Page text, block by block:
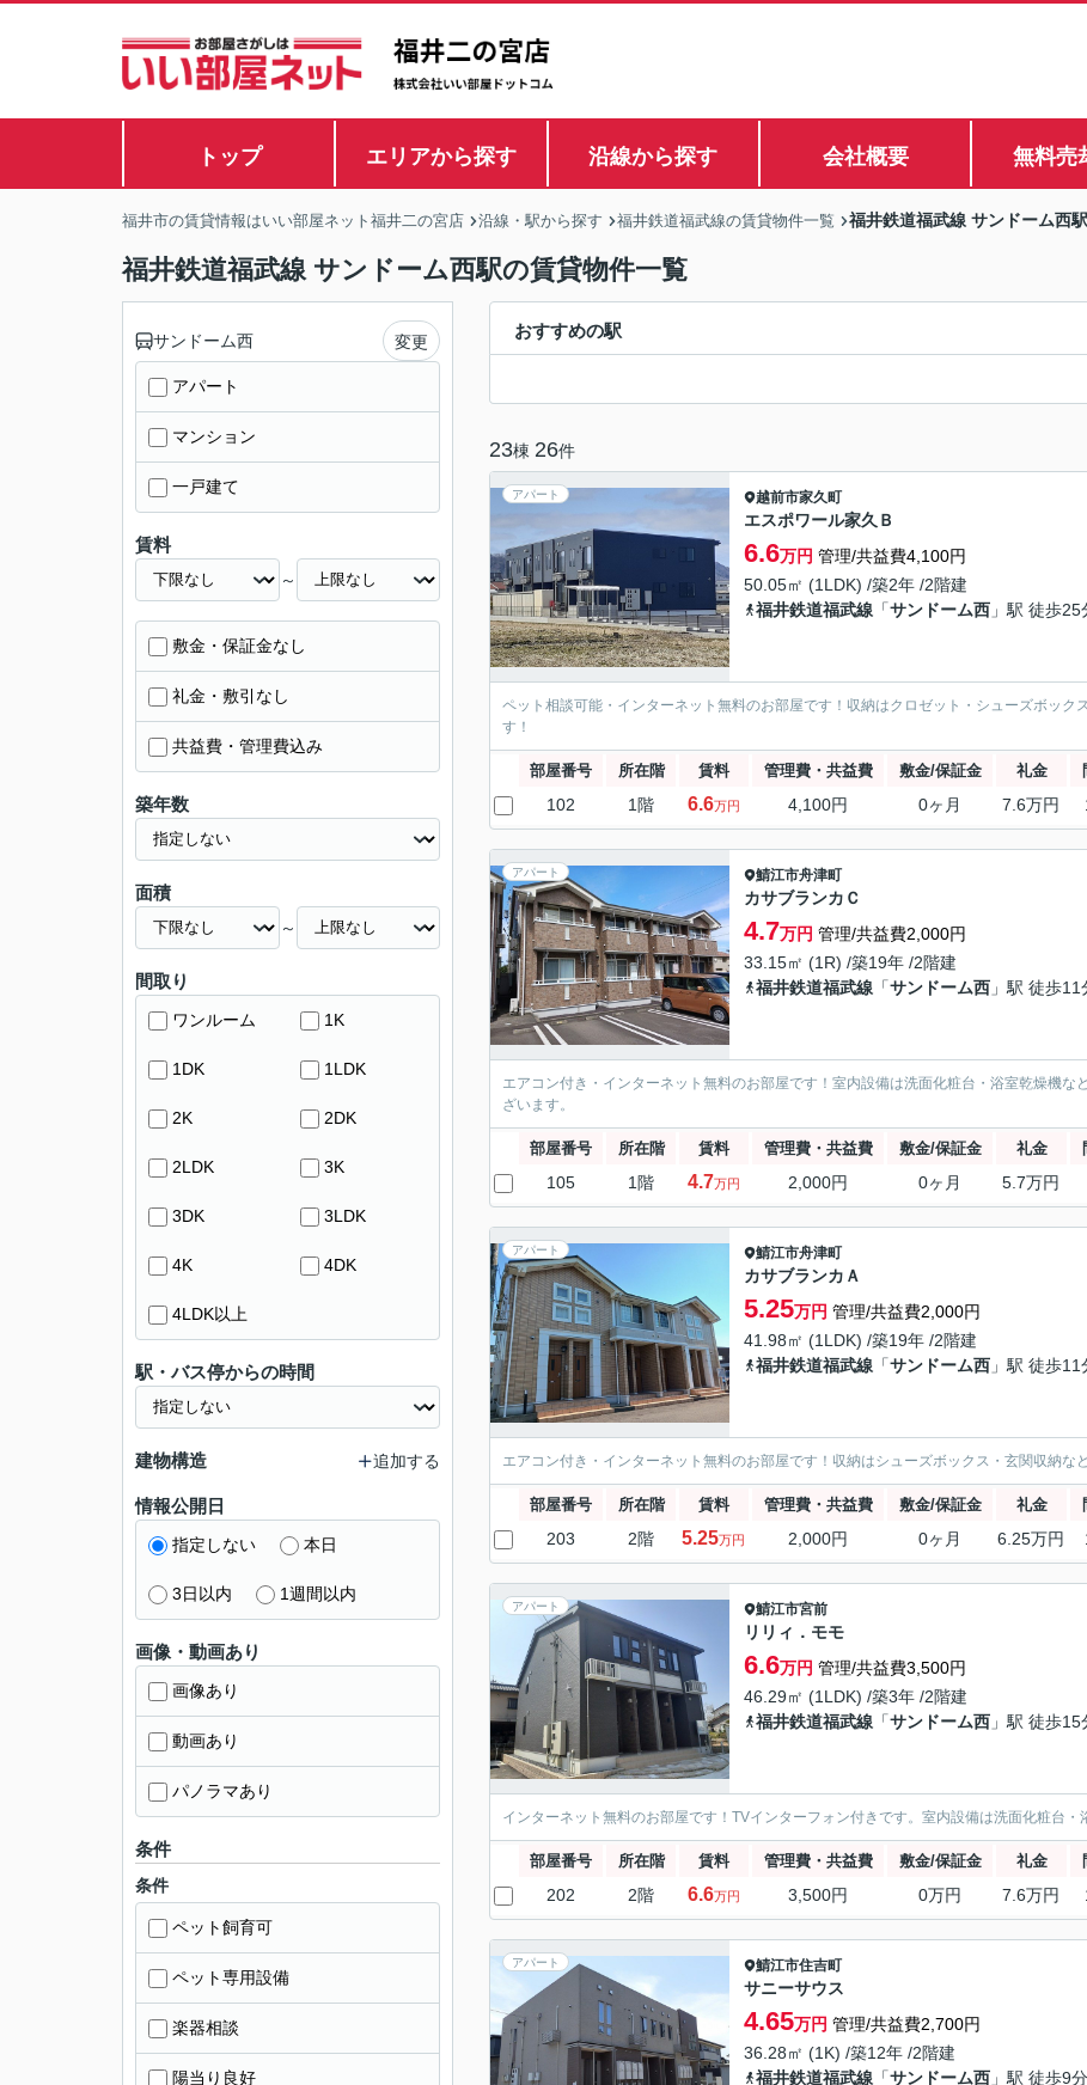
トップ エリアから探す 沿線から探す 会社概要 無料売
福井市の賃貸情報はいい部屋ネット福井二の宮店 沿線・駅から探す 福井鉄道福武線の賃貸物件一覧 福井鉄道福武線 サンドーム西
福井鉄道福武線 サンドーム西駅の賃貸物件一覧
おすすめの駅
23棟 26件
アパート 越前市家久町
エスポワール家久Ｂ
6.6万円 管理/共益費4,100円
50.05㎡ (1LDK) /築2年 /2階建
福井鉄道福武線 「サンドーム西 」駅 徒歩25
ペット相談可能・インターネット無料のお部屋です！収納はクロゼット・シューズボッ
す！
部屋番号 所在階 賃料 管理費・共益費 敷金/保証金 礼金
102 1階 6.6万円 4,100円 0ヶ月 7.6万円
アパート 鯖江市舟津町
カサブランカＣ
4.7万円 管理/共益費2,000円
33.15㎡ (1R) /築19年 /2階建
福井鉄道福武線 「サンドーム西 」駅 徒歩11
エアコン付き・インターネット無料のお部屋です！室内設備は洗面化粧台・浴室乾燥機
ざいます。
部屋番号 所在階 賃料 管理費・共益費 敷金/保証金 礼金
105 1階 4.7万円 2,000円 0ヶ月 5.7万円
アパート 鯖江市舟津町
カサブランカＡ
5.25万円 管理/共益費2,000円
41.98㎡ (1LDK) /築19年 /2階建
福井鉄道福武線 「サンドーム西 」駅 徒歩11
エアコン付き・インターネット無料のお部屋です！収納はシューズボックス・玄関収納な
部屋番号 所在階 賃料 管理費・共益費 敷金/保証金 礼金
203 2階 5.25万円 2,000円 0ヶ月 6.25万円
アパート 鯖江市宮前
リリィ．モモ
6.6万円 管理/共益費3,500円
46.29㎡ (1LDK) /築3年 /2階建
福井鉄道福武線 「サンドーム西 」駅 徒歩15
インターネット無料のお部屋です！TVインターフォン付きです。室内設備は洗面化粧台・
部屋番号 所在階 賃料 管理費・共益費 敷金/保証金 礼金
202 2階 6.6万円 3,500円 0万円 7.6万円
アパート 鯖江市住吉町
サニーサウス
4.65万円 管理/共益費2,700円
36.28㎡ (1K) /築12年 /2階建
福井鉄道福武線 「サンドーム西 」駅 徒歩9分
サンドーム西 変更
アパート
マンション
一戸建て
賃料
～
敷金・保証金なし
礼金・敷引なし
共益費・管理費込み
築年数
面積
～
間取り
ワンルーム 1K
1DK 1LDK
2K 2DK
2LDK 3K
3DK 3LDK
4K 4DK
4LDK以上
駅・バス停からの時間
建物構造 追加する
情報公開日
指定しない 本日
3日以内 1週間以内
画像・動画あり
画像あり
動画あり
パノラマあり
条件
条件
ペット飼育可
ペット専用設備
楽器相談
陽当り良好